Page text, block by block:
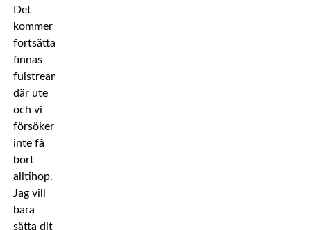
Det
kommer
fortsätta
finnas
fulstreaming
där ute
och vi
försöker
inte få
bort
alltihop.
Jag vill
bara
sätta dit